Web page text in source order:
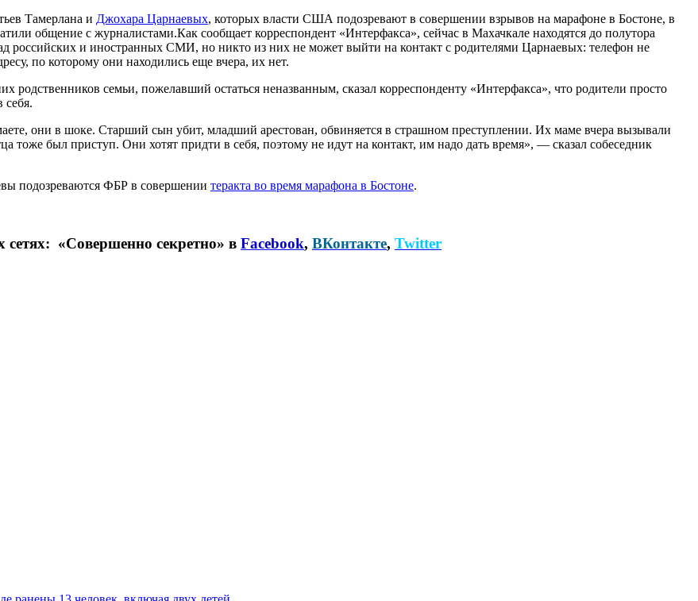
Тамерлана и Джохара Царнаевых, которых власти США подозревают в совершении взрывов на марафоне в Бостоне, в
общение с журналистами.Как сообщает корреспондент «Интерфакса», сейчас в Махачкале находятся до полутора
российских и иностранных СМИ, но никто из них не может выйти на контакт с родителями Царнаевых: телефон не
по которому они находились еще вчера, их нет.
родственников семьи, пожелавший остаться неназванным, сказал корреспонденту «Интерфакса», что родители просто
себя.
они в шоке. Старший сын убит, младший арестован, обвиняется в страшном преступлении. Их маме вчера вызывали
тоже был приступ. Они хотят придти в себя, поэтому не идут на контакт, им надо дать время», — сказал собеседник
подозреваются ФБР в совершении теракта во время марафона в Бостоне.
сетях: «Совершенно секретно» в Facebook, ВКонтакте, Twitter